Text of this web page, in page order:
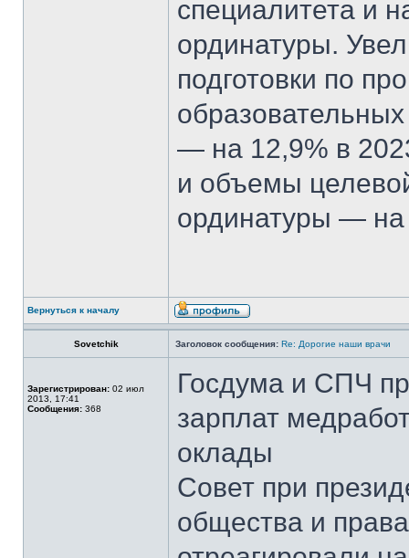
специалитета и
ординатуры.
подготовки по
— на 12,9% в
и объемы
ординатуры — на
Вернуться к началу
Sovetchik Заголовок сообщения: Re: Дорогие наши врачи
Зарегистрирован: 02 июл
2013, 17:41
Сообщения: 368
Госдума и СПЧ
зарплат
оклады
Совет при
общества и